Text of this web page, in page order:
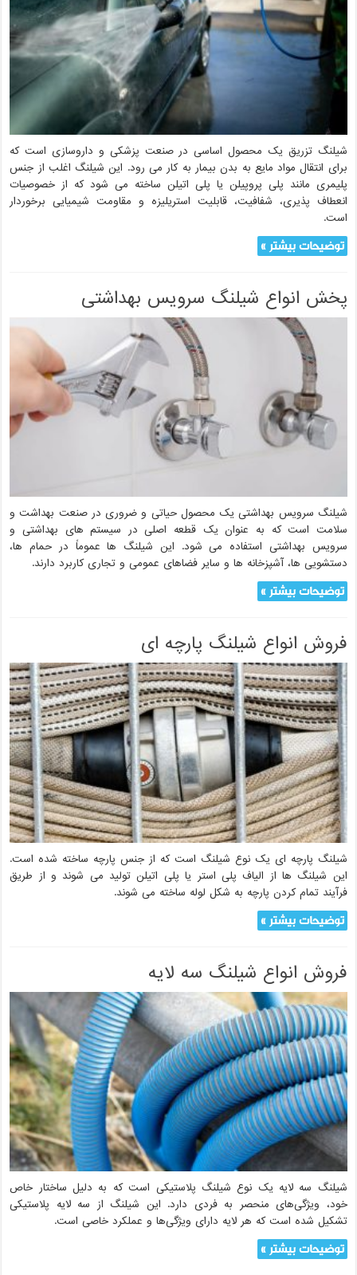
شیلنگ تزریق یک محصول اساسی در صنعت پزشکی و داروسازی است که
برای انتقال مواد مایع به بدن بیمار به کار می رود. این شیلنگ اغلب از جنس
پلیمری مانند پلی پروپیلن یا پلی اتیلن ساخته می شود که از خصوصیات
انعطاف پذیری، شفافیت، قابلیت استریلیزه و مقاومت شیمیایی برخوردار
است.
توضیحات بیشتر »
پخش انواع شیلنگ سرویس بهداشتی
شیلنگ سرویس بهداشتی یک محصول حیاتی و ضروری در صنعت بهداشت و
سلامت است که به عنوان یک قطعه اصلی در سیستم های بهداشتی و
سرویس بهداشتی استفاده می شود. این شیلنگ ها عموماً در حمام ها،
دستشویی ها، آشپزخانه ها و سایر فضاهای عمومی و تجاری کاربرد دارند.
توضیحات بیشتر »
فروش انواع شیلنگ پارچه ای
شیلنگ پارچه ای یک نوع شیلنگ است که از جنس پارچه ساخته شده است.
این شیلنگ ها از الیاف پلی استر یا پلی اتیلن تولید می شوند و از طریق
فرآیند تمام کردن پارچه به شکل لوله ساخته می شوند.
توضیحات بیشتر »
فروش انواع شیلنگ سه لایه
شیلنگ سه لایه یک نوع شیلنگ پلاستیکی است که به دلیل ساختار خاص
خود، ویژگی‌های منحصر به فردی دارد. این شیلنگ از سه لایه پلاستیکی
تشکیل شده است که هر لایه دارای ویژگی‌ها و عملکرد خاصی است.
توضیحات بیشتر »